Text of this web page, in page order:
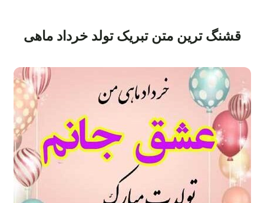
قشنگ ترین متن تبریک تولد خرداد ماهی